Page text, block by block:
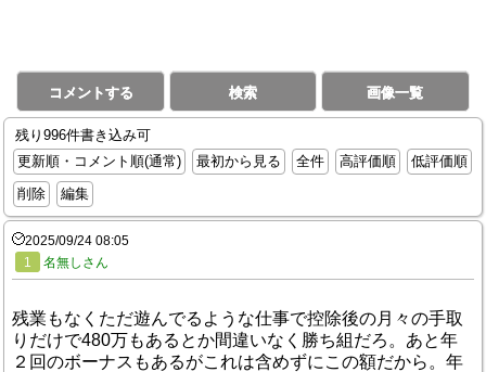
コメントする 検索 画像一覧
残り996件書き込み可
更新順・コメント順(通常)
最初から見る 全件 高評価順
低評価順
削除
編集
2025/09/24 08:05
1
名無しさん
残業もなくただ遊んでるような仕事で控除後の月々の手取
りだけで480万もあるとか間違いなく勝ち組だろ。あと年
２回のボーナスもあるがこれは含めずにこの額だから。年